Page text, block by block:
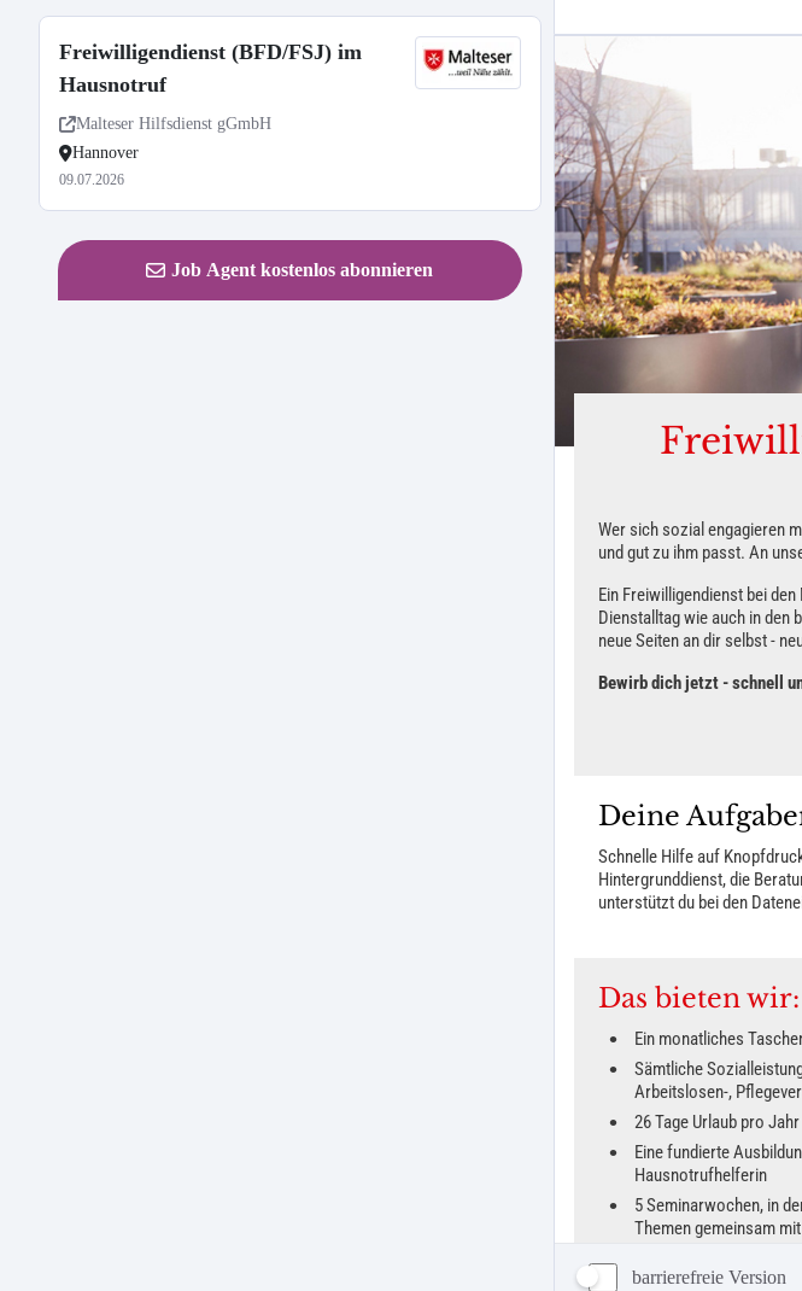
Freiwilligendienst (BFD/FSJ) im
Hausnotruf
Malteser Hilfsdienst gGmbH
Hannover
09.07.2026
Job Agent kostenlos abonnieren
barrierefreie Version